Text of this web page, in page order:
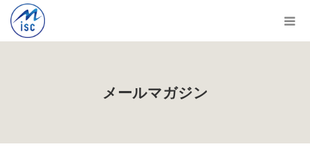
メールマガジン